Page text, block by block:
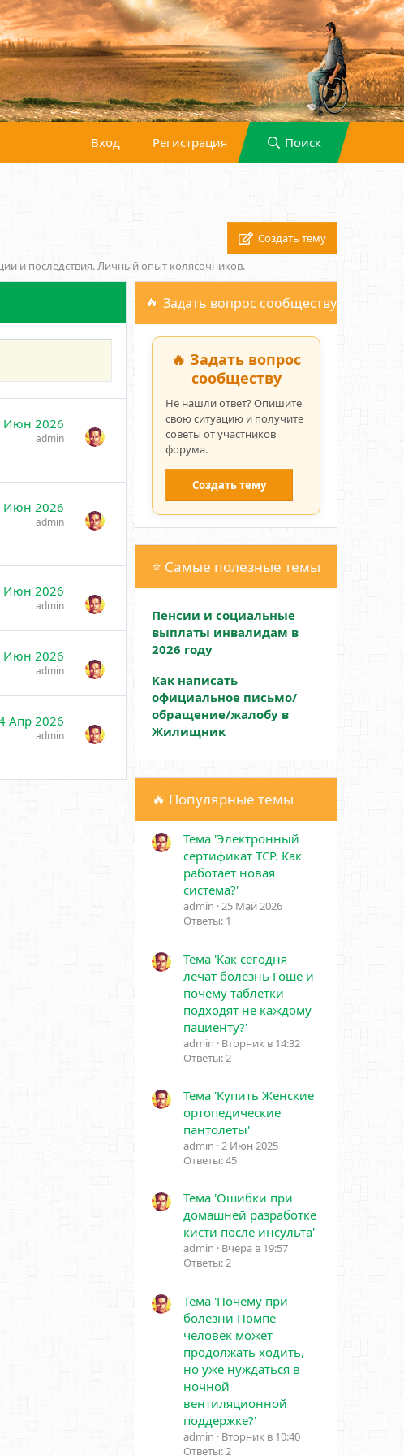
Вход Регистрация Поиск
Создать тему
и последствия. Личный опыт колясочников.
Июн 2026
admin
Июн 2026
admin
Июн 2026
admin
Июн 2026
admin
Апр 2026
admin
Задать вопрос сообществу
🔥 Задать вопрос
сообществу
Не нашли ответ? Опишите
свою ситуацию и получите
советы от участников
форума.
Создать тему
⭐ Самые полезные темы
Пенсии и социальные
выплаты инвалидам в
2026 году
Как написать
официальное письмо/
обращение/жалобу в
Жилищник
🔥 Популярные темы
Тема 'Электронный
сертификат ТСР. Как
работает новая
система?'
admin 25 Май 2026
Ответы: 1
Тема 'Как сегодня
лечат болезнь Гоше и
почему таблетки
подходят не каждому
пациенту?'
admin
Вторник в 14:32
Ответы: 2
Тема 'Купить Женские
ортопедические
пантолеты'
admin 2 Июн 2025
Ответы: 45
Тема 'Ошибки при
домашней разработке
кисти после инсульта'
admin
Вчера в 19:57
Ответы: 2
Тема 'Почему при
болезни Помпе
человек может
продолжать ходить,
но уже нуждаться в
ночной
вентиляционной
поддержке?'
admin
Вторник в 10:40
Ответы: 2